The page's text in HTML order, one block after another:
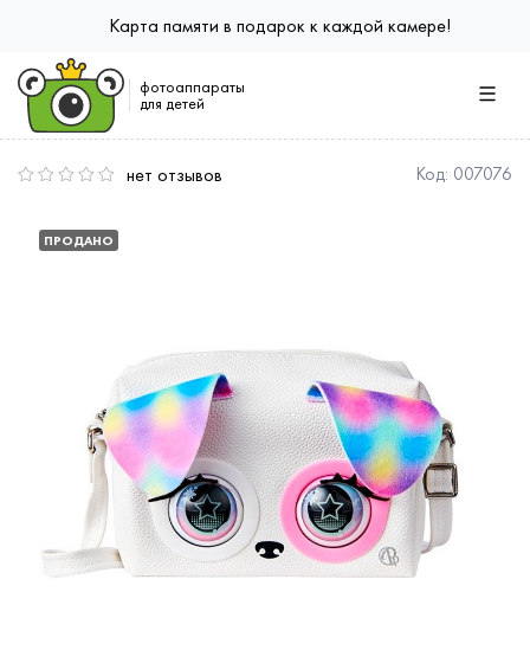
Карта памяти в подарок к каждой камере!
фотоаппараты
для детей
нет отзывов Код: 007076
ПРОДАНО